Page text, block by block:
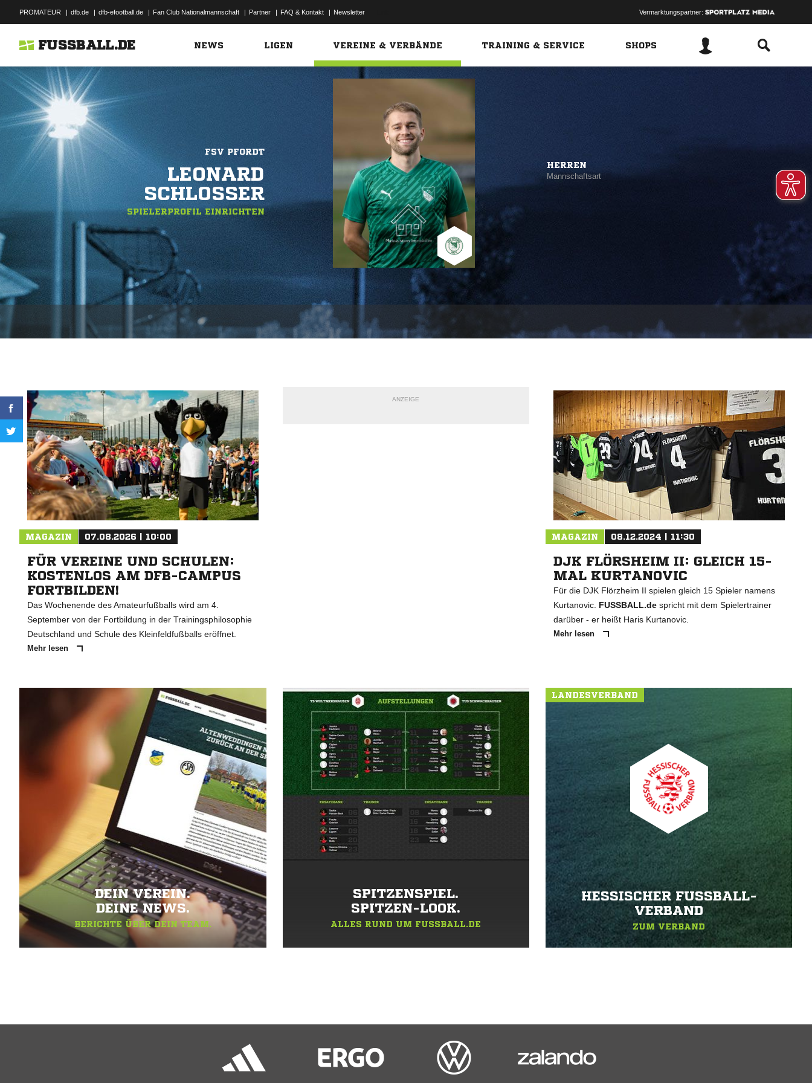
PROMATEUR | dfb.de | dfb-efootball.de | Fan Club Nationalmannschaft | Partner | FAQ & Kontakt | Newsletter Vermarktungspartner:
FUSSBALL.DE NEWS LIGEN VEREINE & VERBÄNDE TRAINING & SERVICE SHOPS
FSV PFORDT
LEONARD
SCHLOSSER
SPIELERPROFIL EINRICHTEN
HERREN
Mannschaftsart
MAGAZIN 07.08.2026 | 10:00
FÜR VEREINE UND SCHULEN:
KOSTENLOS AM DFB-CAMPUS
FORTBILDEN!
Das Wochenende des Amateurfußballs wird am 4.
September von der Fortbildung in der Trainingsphilosophie
Deutschland und Schule des Kleinfeldfußballs eröffnet.
Mehr lesen
ANZEIGE
MAGAZIN 08.12.2024 | 11:30
DJK FLÖRSHEIM II: GLEICH 15-
MAL KURTANOVIC
Für die DJK Flörzheim II spielen gleich 15 Spieler namens
Kurtanovic. FUSSBALL.de spricht mit dem Spielertrainer
darüber - er heißt Haris Kurtanovic.
Mehr lesen
DEIN VEREIN.
DEINE NEWS.
BERICHTE ÜBER DEIN TEAM.
SPITZENSPIEL.
SPITZEN-LOOK.
ALLES RUND UM FUSSBALL.DE
LANDESVERBAND
HESSISCHER FUSSBALL-V
ERBAND
ZUM VERBAND